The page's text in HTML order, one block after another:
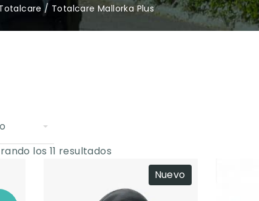
/ Totalcare Mallorka Plus
los 11 resultados
Nuevo